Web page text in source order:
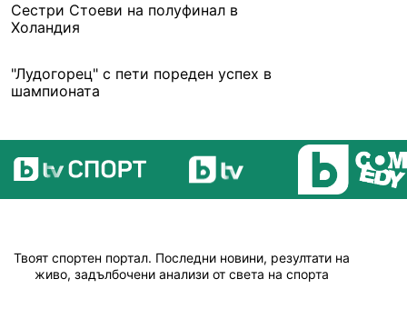
Сестри Стоеви на полуфинал в
Холандия
"Лудогорец" с пети пореден успех в
шампионата
Твоят спортен портал. Последни новини, резултати на
живо, задълбочени анализи от света на спорта